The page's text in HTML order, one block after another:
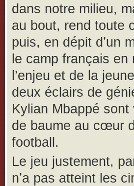
dans notre milieu,
au bout, rend toute
puis, en dépit d’un
le camp français
l’enjeu et de la
deux éclairs de
Kylian Mbappé
de baume au cœur
football.
Le jeu justement,
n’a pas atteint les